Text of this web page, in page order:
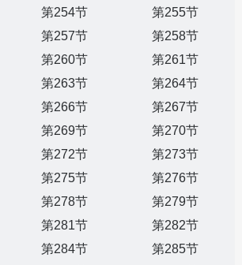
第254节
第255节
第257节
第258节
第260节
第261节
第263节
第264节
第266节
第267节
第269节
第270节
第272节
第273节
第275节
第276节
第278节
第279节
第281节
第282节
第284节
第285节